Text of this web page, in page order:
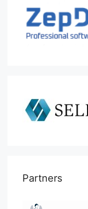
Partners